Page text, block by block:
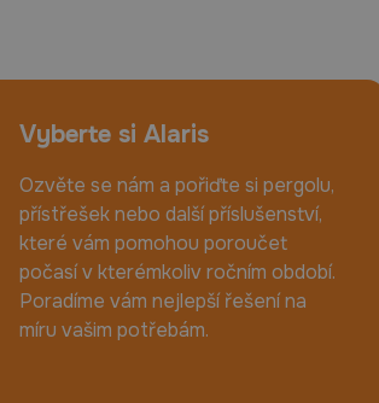
Vyberte si Alaris
Ozvěte se nám a pořiďte si pergolu,
přístřešek nebo další příslušenství,
které vám pomohou poroučet
počasí v kterémkoliv ročním období.
Poradíme vám nejlepší řešení na
míru vašim potřebám.